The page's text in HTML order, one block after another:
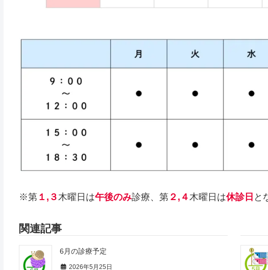
※第１,３木曜日は午後のみ診療、第２,４木曜日は休診日 と
関連記事
6月の診療予定
2026年5月25日